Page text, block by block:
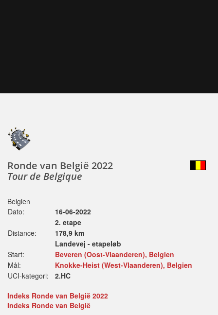
Ronde van België 2022
Tour de Belgique
Belgien
Dato:
16-06-2022
2. etape
Distance:
178,9 km
Landevej - etapeløb
Start:
Beveren (Oost-Vlaanderen), Belgien
Mål:
Knokke-Heist (West-Vlaanderen), Belgien
UCI-kategori:
2.HC
Indeks Ronde van België 2022
Indeks Ronde van België